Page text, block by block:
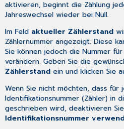
aktivieren, beginnt die Zählung
Jahreswechsel wieder bei Null.
Im Feld aktueller Zählerstand
Zählernummer angezeigt. Diese
Sie können jedoch die Nummer
verändern. Geben Sie die
Zählerstand ein und klicken Sie
Wenn Sie nicht möchten, dass für
Identifikationsnummer (Zähler) in
geschrieben wird, deaktivieren
Identifikationsnummer